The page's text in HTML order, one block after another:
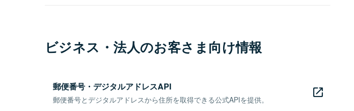
ビジネス・法人のお客さま向け情報
郵便番号・デジタルアドレスAPI
郵便番号とデジタルアドレスから住所を取得できる公式APIを提供。